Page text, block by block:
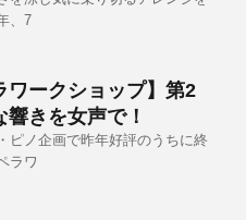
、7
ワークショップ】第2
きを女声で！
ピノ企画で昨年好評のうちに終
ラワ